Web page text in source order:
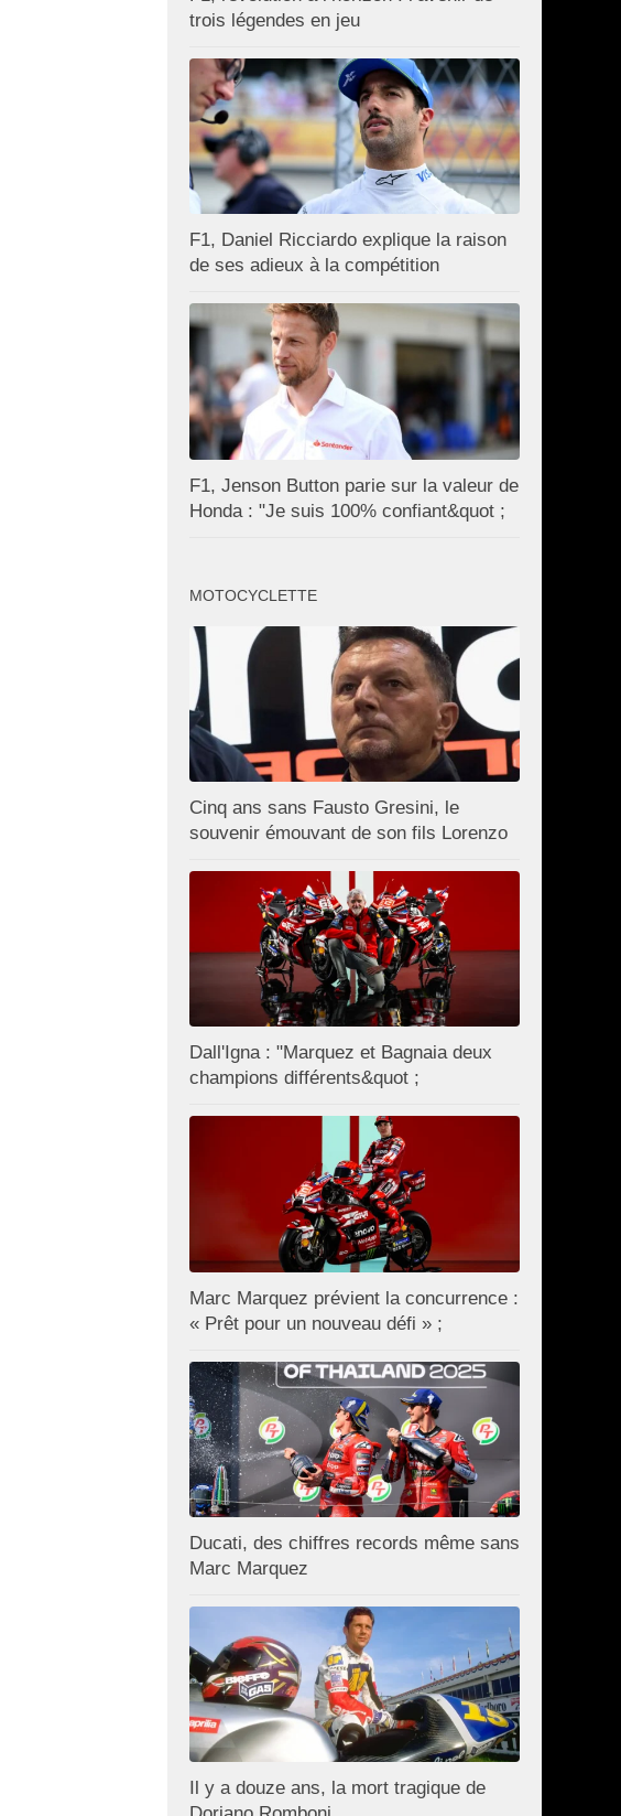
trois légendes en jeu
F1, Daniel Ricciardo explique la raison
de ses adieux à la compétition
F1, Jenson Button parie sur la valeur de
Honda : "Je suis 100% confiant&quot ;
MOTOCYCLETTE
Cinq ans sans Fausto Gresini, le
souvenir émouvant de son fils Lorenzo
Dall'Igna : "Marquez et Bagnaia deux
champions différents&quot ;
Marc Marquez prévient la concurrence :
« Prêt pour un nouveau défi » ;
Ducati, des chiffres records même sans
Marc Marquez
Il y a douze ans, la mort tragique de